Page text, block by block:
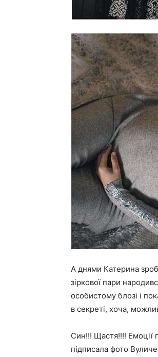
А днями Катерина
зіркової пари
особистому блозі і
в секреті, хоча,
Син!!! Щастя!!!!
підписала фото